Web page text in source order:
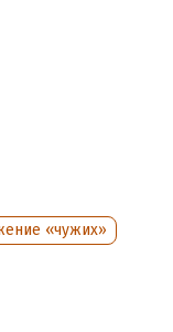
экипажем
и пилоту боевого
в поисках
«чужих»